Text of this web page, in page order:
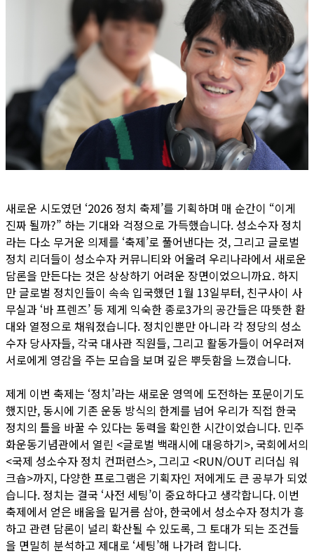
새로운 시도였던 ‘2026 정치 축제’를 기획하며 매 순간이 “이게
진짜 될까?” 하는 기대와 걱정으로 가득했습니다. 성소수자 정치
라는 다소 무거운 의제를 ‘축제’로 풀어낸다는 것, 그리고 글로벌
정치 리더들이 성소수자 커뮤니티와 어울려 우리나라에서 새로운
담론을 만든다는 것은 상상하기 어려운 장면이었으니까요. 하지
만 글로벌 정치인들이 속속 입국했던 1월 13일부터, 친구사이 사
무실과 ‘바 프렌즈’ 등 제게 익숙한 종로3가의 공간들은 따뜻한 환
대와 열정으로 채워졌습니다. 정치인뿐만 아니라 각 정당의 성소
수자 당사자들, 각국 대사관 직원들, 그리고 활동가들이 어우러져
서로에게 영감을 주는 모습을 보며 깊은 뿌듯함을 느꼈습니다.
제게 이번 축제는 ‘정치’라는 새로운 영역에 도전하는 포문이기도
했지만, 동시에 기존 운동 방식의 한계를 넘어 우리가 직접 한국
정치의 틀을 바꿀 수 있다는 동력을 확인한 시간이었습니다. 민주
화운동기념관에서 열린 <글로벌 백래시에 대응하기>, 국회에서의
<국제 성소수자 정치 컨퍼런스>, 그리고 <RUN/OUT 리더십 워
크숍>까지, 다양한 프로그램은 기획자인 저에게도 큰 공부가 되었
습니다. 정치는 결국 ‘사전 세팅’이 중요하다고 생각합니다. 이번
축제에서 얻은 배움을 밑거름 삼아, 한국에서 성소수자 정치가 흥
하고 관련 담론이 널리 확산될 수 있도록, 그 토대가 되는 조건들
을 면밀히 분석하고 제대로 ‘세팅’해 나가려 합니다.